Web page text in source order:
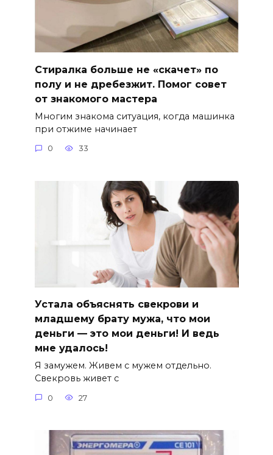
Стиралка больше не «скачет» по
полу и не дребезжит. Помог совет
от знакомого мастера
Многим знакома ситуация, когда машинка
при отжиме начинает
0 33
Устала объяснять свекрови и
младшему брату мужа, что мои
деньги — это мои деньги! И ведь
мне удалось!
Я замужем. Живем с мужем отдельно.
Свекровь живет с
0 27